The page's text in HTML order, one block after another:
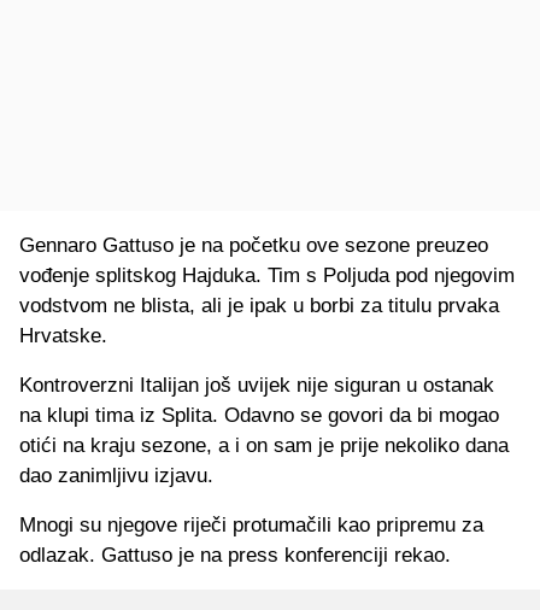
Gennaro Gattuso je na početku ove sezone preuzeo
vođenje splitskog Hajduka. Tim s Poljuda pod njegovim
vodstvom ne blista, ali je ipak u borbi za titulu prvaka
Hrvatske.
Kontroverzni Italijan još uvijek nije siguran u ostanak
na klupi tima iz Splita. Odavno se govori da bi mogao
otići na kraju sezone, a i on sam je prije nekoliko dana
dao zanimljivu izjavu.
Mnogi su njegove riječi protumačili kao pripremu za
odlazak. Gattuso je na press konferenciji rekao.